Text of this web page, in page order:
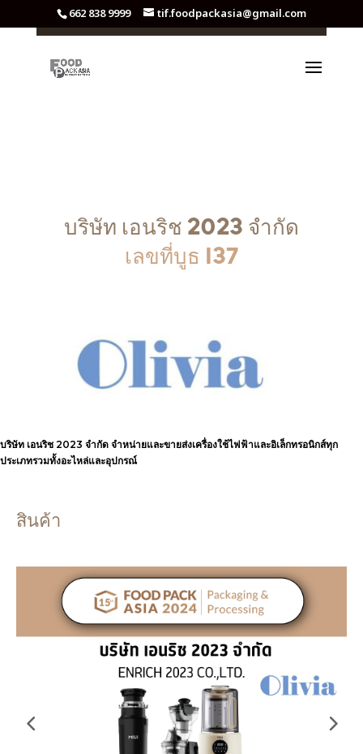
662 838 9999 tif.foodpackasia@gmail.com
บริษัท เอนริช 2023 จำกัด
เลขที่บูธ I37
บริษัท เอนริช 2023 จำกัด จำหน่ายและขายส่งเครื่องใช้ไฟฟ้าและอิเล็กทรอนิกส์ทุก
ประเภทรวมทั้งอะไหล่และอุปกรณ์
สินค้า